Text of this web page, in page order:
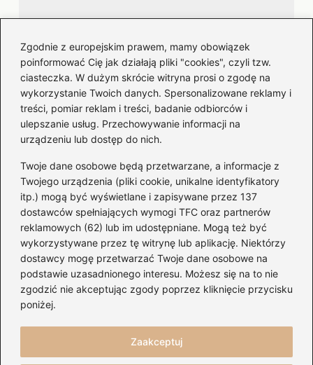
Zgodnie z europejskim prawem, mamy obowiązek
poinformować Cię jak działają pliki "cookies", czyli tzw.
ciasteczka. W dużym skrócie witryna prosi o zgodę na
wykorzystanie Twoich danych. Spersonalizowane reklamy i
treści, pomiar reklam i treści, badanie odbiorców i
ulepszanie usług. Przechowywanie informacji na
urządzeniu lub dostęp do nich.
Twoje dane osobowe będą przetwarzane, a informacje z
Twojego urządzenia (pliki cookie, unikalne identyfikatory
itp.) mogą być wyświetlane i zapisywane przez 137
dostawców spełniających wymogi TFC oraz partnerów
reklamowych (62) lub im udostępniane. Mogą też być
wykorzystywane przez tę witrynę lub aplikację. Niektórzy
dostawcy mogę przetwarzać Twoje dane osobowe na
podstawie uzasadnionego interesu. Możesz się na to nie
zgodzić nie akceptując zgody poprzez kliknięcie przycisku
poniżej.
Zaakceptuj
Adres email
Kategorie
Artyści (20)
Gitary(156)
Koncerty (145)
Muzyka(156)
Nuty(31)
Serwisy(109)
Sprzęt audio(41)